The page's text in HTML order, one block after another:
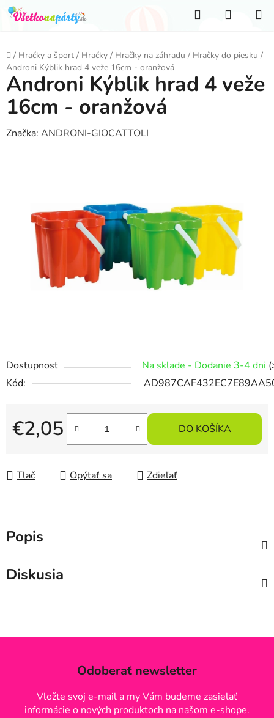
Prejsť
na
obsah
Hľadať
KOŠÍK
Domov
/ Hračky a šport / Hračky / Hračky na záhradu / Hračky do piesku /
Androni Kýblik hrad 4 veže 16cm - oranžová
Dostupnosť Na sklade - Dodanie 3-4 dni
Kód:
€2,05
Jednotková cena:
DO KOŠÍKA
Tlač Opýtať sa Zdieľať
Androni Kýblik hrad 4 veže
16cm - oranžová
Značka: ANDRONI-GIOCATTOLI
Popis
Diskusia
Odoberať newsletter
Vložte svoj e-mail a my Vám budeme zasielať
informácie o nových produktoch na našom e-shope.